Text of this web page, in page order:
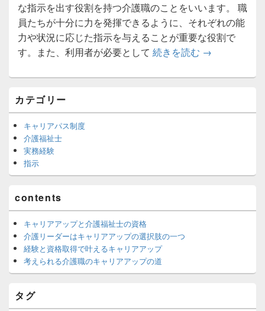
な指示を出す役割を持つ介護職のことをいいます。 職
員たちが十分に力を発揮できるように、それぞれの能
力や状況に応じた指示を与えることが重要な役割で
す。また、利用者が必要として 続きを読む 介護リーダー
→
イ
ン
サ
イ
バ
ー
ウ
ジ
ェ
ッ
エ
リ
ア
カテゴリー
キャリアパス制度
介護福祉士
実務経験
指示
contents
キャリアアップと介護福祉士の資格
介護リーダーはキャリアアップの選択肢の一つ
経験と資格取得で叶えるキャリアアップ
考えられる介護職のキャリアアップの道
タグ